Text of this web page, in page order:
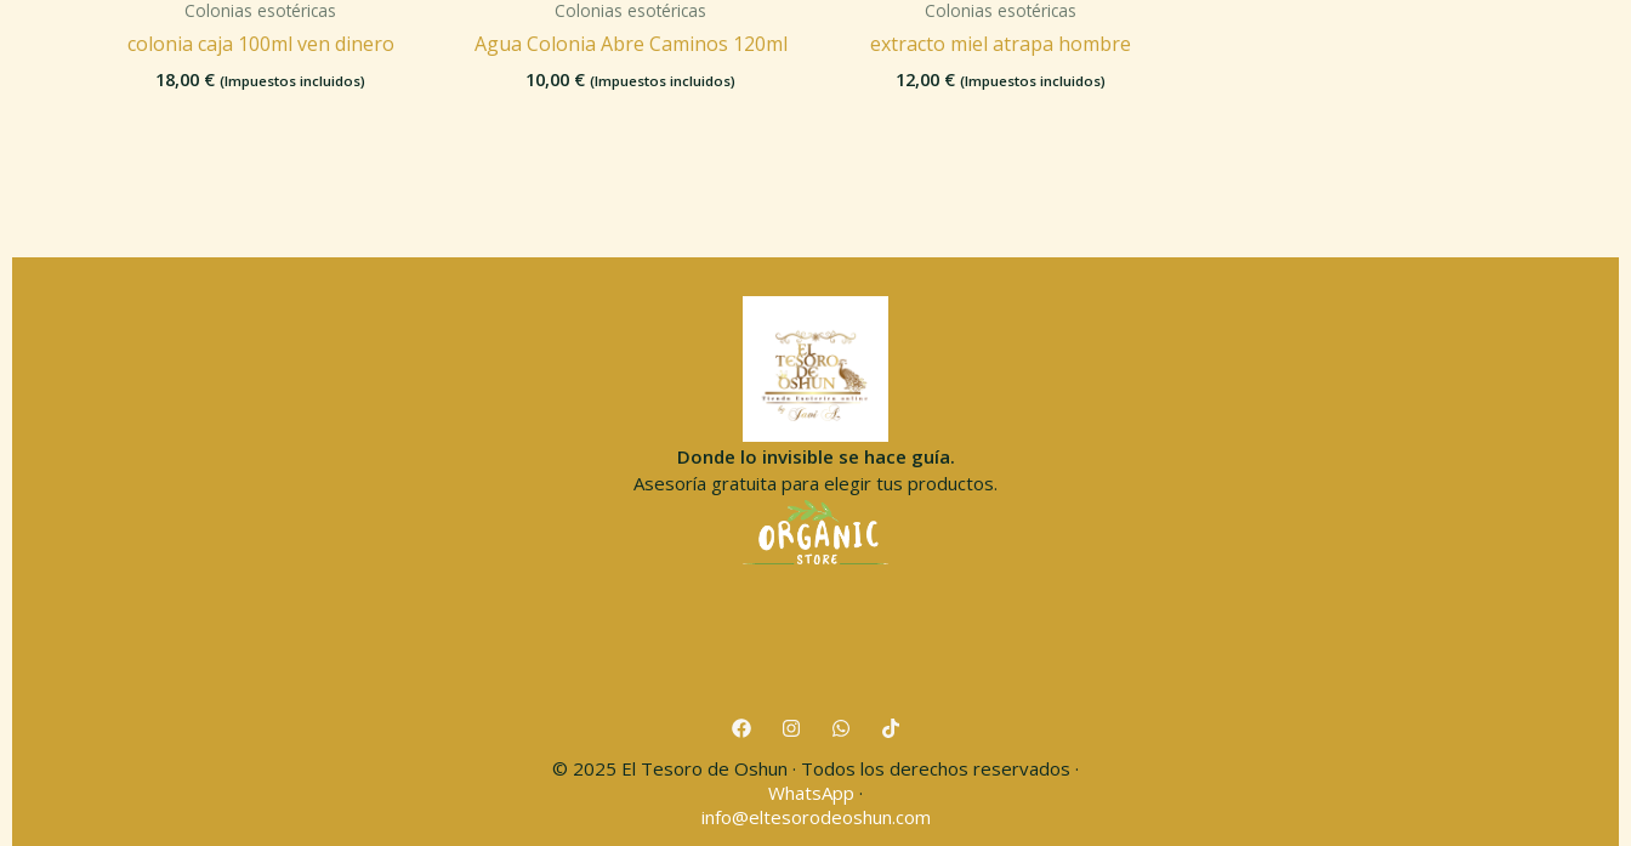
Colonias esotéricas
colonia caja 100ml ven dinero
18,00 € (Impuestos incluidos)
Colonias esotéricas
Agua Colonia Abre Caminos 120ml
10,00 € (Impuestos incluidos)
Colonias esotéricas
extracto miel atrapa hombre
12,00 € (Impuestos incluidos)
Donde lo invisible se hace guía.
Asesoría gratuita para elegir tus productos.
© 2025 El Tesoro de Oshun · Todos los derechos reservados ·
WhatsApp ·
info@eltesorodeoshun.com